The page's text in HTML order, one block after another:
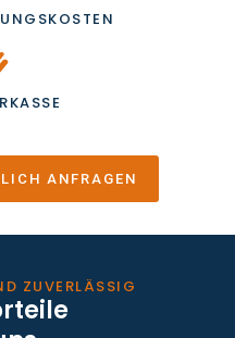
ANFRAGEN
ZUVERLÄSSIG